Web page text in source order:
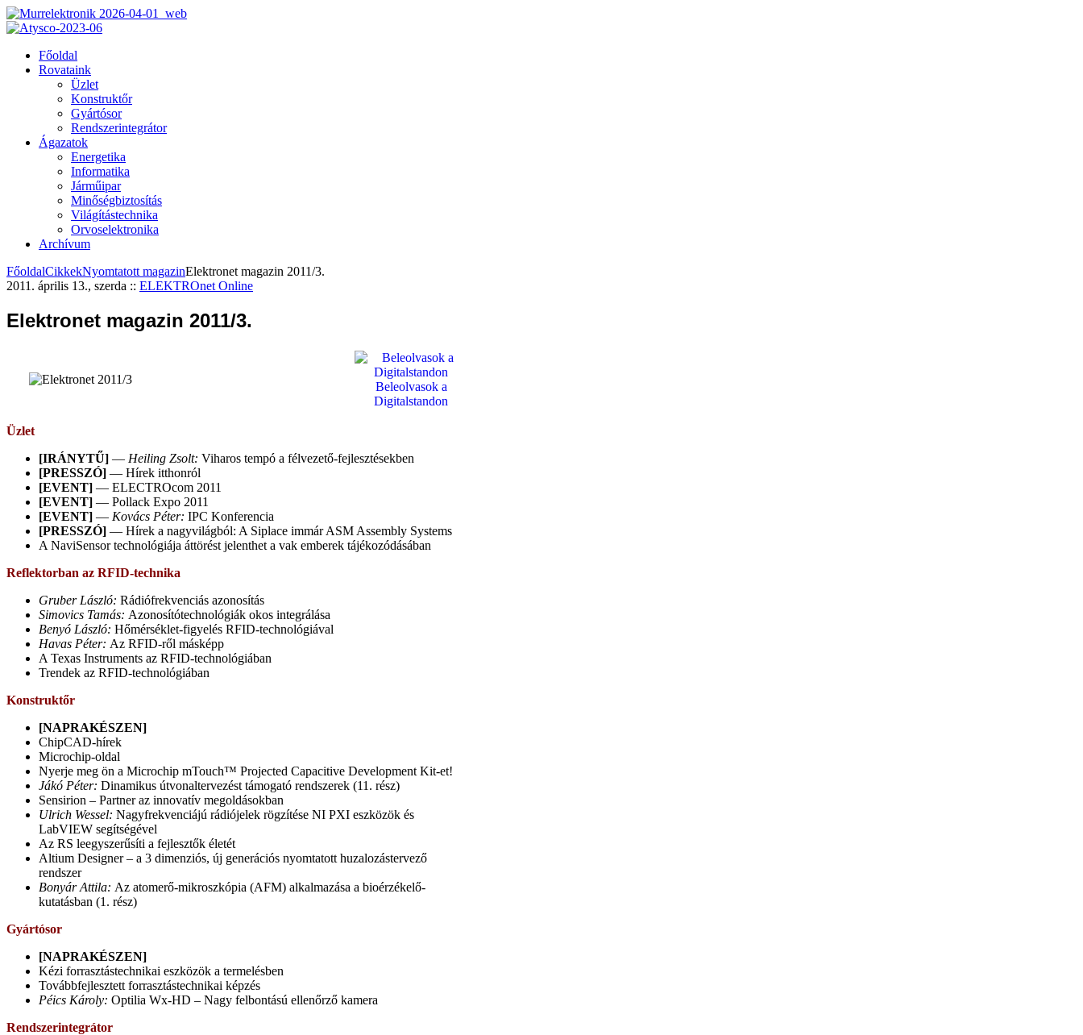
Főoldal
Rovataink
Üzlet
Konstruktőr
Gyártósor
Rendszerintegrátor
Ágazatok
Energetika
Informatika
Járműipar
Minőségbiztosítás
Világítástechnika
Orvoselektronika
Archívum
FőoldalCikkekNyomtatott magazinElektronet magazin 2011/3.
2011. április 13., szerda :: ELEKTROnet Online
Elektronet magazin 2011/3.
Beleolvasok a
Digitalstandon
Üzlet
[IRÁNYTŰ] — Heiling Zsolt: Viharos tempó a félvezető-fejlesztésekben
[PRESSZÓ] — Hírek itthonról
[EVENT] — ELECTROcom 2011
[EVENT] — Pollack Expo 2011
[EVENT] — Kovács Péter: IPC Konferencia
[PRESSZÓ] — Hírek a nagyvilágból: A Siplace immár ASM Assembly Systems
A NaviSensor technológiája áttörést jelenthet a vak emberek tájékozódásában
Reflektorban az RFID-technika
Gruber László: Rádiófrekvenciás azonosítás
Simovics Tamás: Azonosítótechnológiák okos integrálása
Benyó László: Hőmérséklet-figyelés RFID-technológiával
Havas Péter: Az RFID-ről másképp
A Texas Instruments az RFID-technológiában
Trendek az RFID-technológiában
Konstruktőr
[NAPRAKÉSZEN]
ChipCAD-hírek
Microchip-oldal
Nyerje meg ön a Microchip mTouch™ Projected Capacitive Development Kit-et!
Jákó Péter: Dinamikus útvonaltervezést támogató rendszerek (11. rész)
Sensirion – Partner az innovatív megoldásokban
Ulrich Wessel: Nagyfrekvenciájú rádiójelek rögzítése NI PXI eszközök és
LabVIEW segítségével
Az RS leegyszerűsíti a fejlesztők életét
Altium Designer – a 3 dimenziós, új generációs nyomtatott huzalozástervező
rendszer
Bonyár Attila: Az atomerő-mikroszkópia (AFM) alkalmazása a bioérzékelő-
kutatásban (1. rész)
Gyártósor
[NAPRAKÉSZEN]
Kézi forrasztástechnikai eszközök a termelésben
Továbbfejlesztett forrasztástechnikai képzés
Péics Károly: Optilia Wx-HD – Nagy felbontású ellenőrző kamera
Rendszerintegrátor